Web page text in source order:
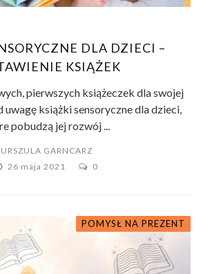
DLA DZIECI –
KSIĄŻEK
pierwszych książeczek dla swojej
uwagę książki sensoryczne dla dzieci,
pobudzą jej rozwój ...
URSZULA GARNCARZ
26 maja 2021
0
POMYSŁ NA PREZENT